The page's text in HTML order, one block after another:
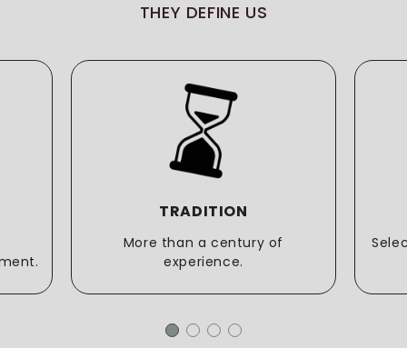
THEY DEFINE US
TRADITION
More than a century of
experience.